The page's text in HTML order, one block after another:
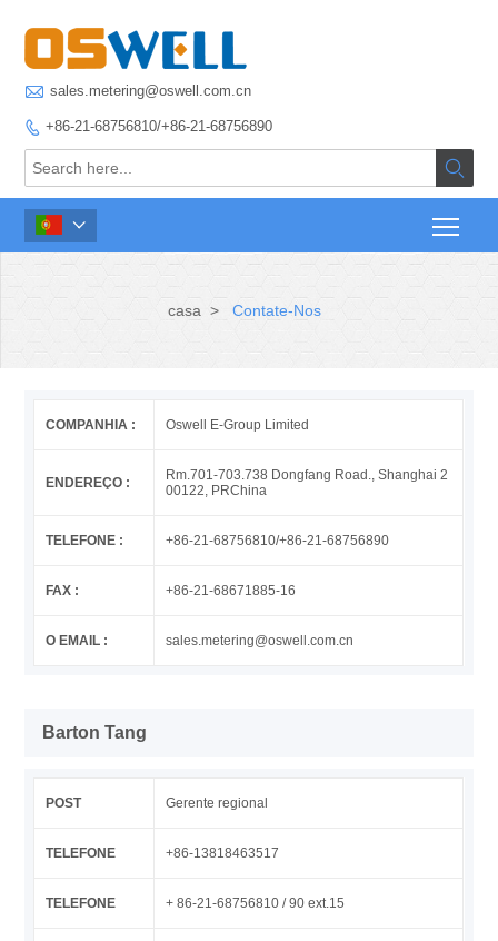
 sales.metering@oswell.com.cn
 +86-21-68756810/+86-21-68756890


casa > Contate-Nos
COMPANHIA : Oswell E-Group Limited
ENDEREÇO :
Rm.701-703.738 Dongfang Road., Shanghai 2
00122, PRChina
TELEFONE : +86-21-68756810/+86-21-68756890
FAX : +86-21-68671885-16
O EMAIL : sales.metering@oswell.com.cn
Barton Tang
POST Gerente regional
TELEFONE +86-13818463517
TELEFONE + 86-21-68756810 / 90 ext.15